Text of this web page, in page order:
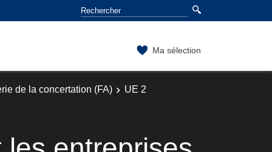
Ma sélection
de la concertation (FA)
UE 2